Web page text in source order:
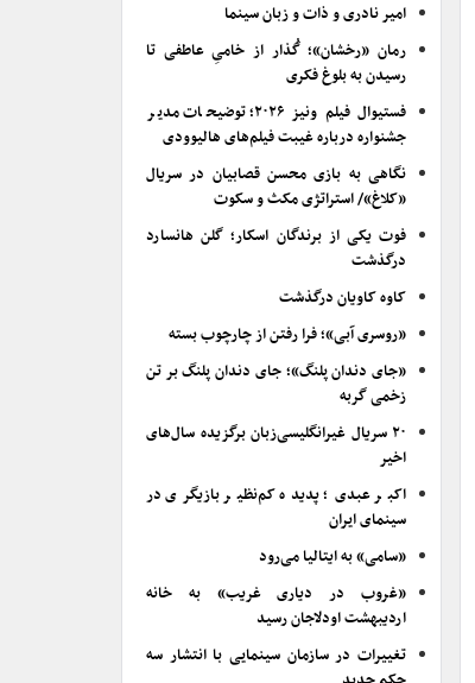
امیر نادری و ذات و زبان سینما
رمان «رخشان»؛ گُذار از خامیِ عاطفی تا
رسیدن به بلوغ فکری
فستیوال فیلم ونیز ۲۰۲۶؛ توضیحات مدیر
جشنواره درباره غیبت فیلم‌های هالیوودی
نگاهی به بازی محسن قصابیان در سریال
«کلاغ»/ استراتژی مکث و سکوت
فوت یکی از برندگان اسکار؛ گلن هانسارد
درگذشت
کاوه کاویان درگذشت
«روسری آبی»؛ فرا رفتن از چارچوب بسته
«جای دندان پلنگ»؛ جای دندان پلنگ بر تن
زخمی گربه
۲۰ سریال غیرانگلیسی‌زبان برگزیده سال‌های
اخیر
اکبر عبدی؛ پدیده کم‌نظیر بازیگری در
سینمای ایران
«سامی» به ایتالیا می‌رود
«غروب در دیاری غریب» به خانه
اردیبهشت اودلاجان رسید
تغییرات در سازمان سینمایی با انتشار سه